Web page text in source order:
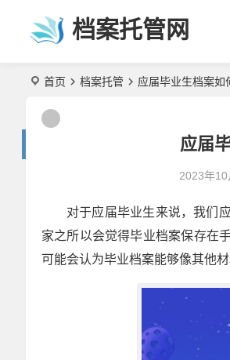
档案托管网
首页 档案托管 应届毕业生档案如
应届
2023年
对于应届毕业生来说，我们
家之所以会觉得毕业档案保存在
可能会认为毕业档案能够像其他